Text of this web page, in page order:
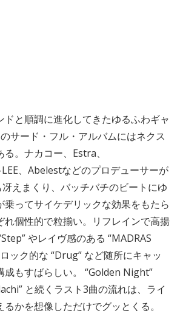
ドと順調に進化してきたゆるふわギャ
サード・フル・アルバムにはネクス
る。ナカコー、Estra、
、Abelestなどのプロデューサーが
えまくり、バッチバチのビートにゆ
乗ってサイケデリックな効果をもたら
れ個性的で粒揃い。リフレインで高揚
やレイヴ感のある “MADRAS
ック的な “Drug” など随所にキャッ
成もすばらしい。 “Golden Night”
と続くラスト3曲の流れは、ライ
かを想像しただけでグッとくる。